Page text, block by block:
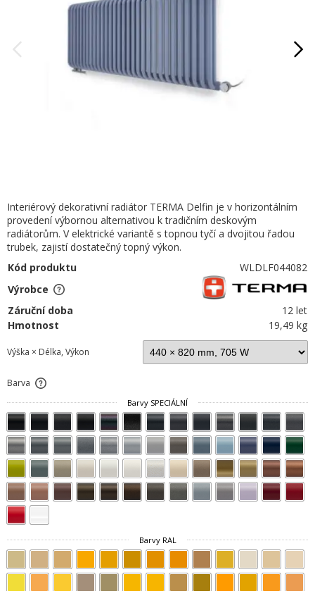
Interiérový dekorativní radiátor TERMA Delfin je v horizontálním
provedení výbornou alternativou k tradičním deskovým
radiátorům. V elektrické variantě s topnou tyčí a dvojitou řadou
trubek, zajistí dostatečný topný výkon.
Kód produktu
WLDLF044082
Výrobce
Záruční doba
12 let
Hmotnost
19,49 kg
Výška × Délka, Výkon
Barva
Barvy SPECIÁLNÍ
Barvy RAL